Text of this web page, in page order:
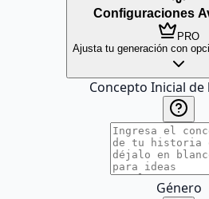
Configuraciones
PRO
Ajusta tu generación con
Concepto Inicial de
Género